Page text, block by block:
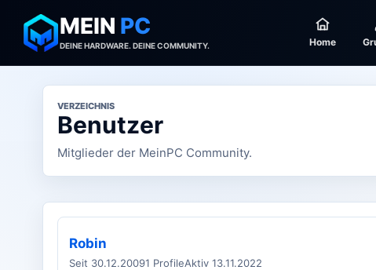
MEIN PC
DEINE HARDWARE. DEINE COMMUNITY. Home
VERZEICHNIS
Benutzer
Mitglieder der MeinPC Community.
Robin
Seit 30.12.20091 ProfileAktiv 13.11.2022